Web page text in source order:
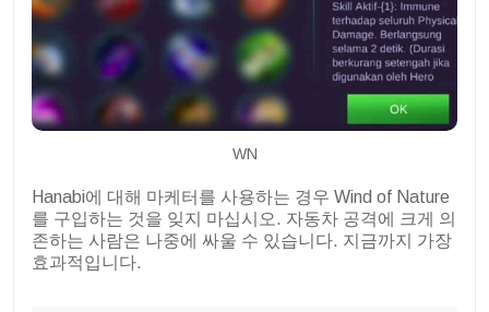
WN
Hanabi에 대해 마케터를 사용하는 경우 Wind of Nature
를 구입하는 것을 잊지 마십시오. 자동차 공격에 크게 의
존하는 사람은 나중에 싸울 수 있습니다. 지금까지 가장
효과적입니다.